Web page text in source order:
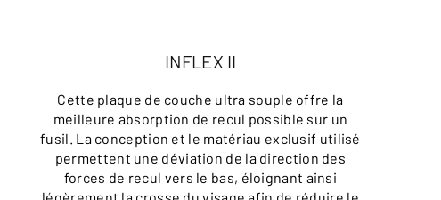
INFLEX II
Cette plaque de couche ultra souple offre la
meilleure absorption de recul possible sur un
fusil. La conception et le matériau exclusif utilisé
permettent une déviation de la direction des
forces de recul vers le bas, éloignant ainsi